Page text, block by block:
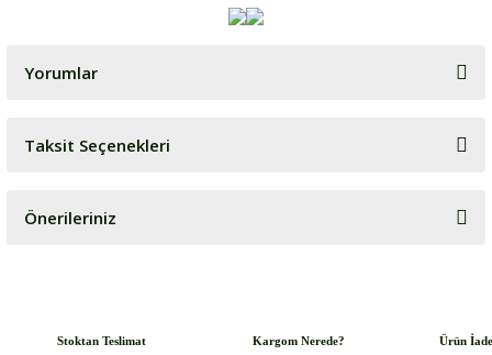
Yorumlar
Bu ürüne ilk yorumu siz yapın!
Taksit Seçenekleri
Önerileriniz
Stoktan Teslimat Kargom Nerede? Ürün